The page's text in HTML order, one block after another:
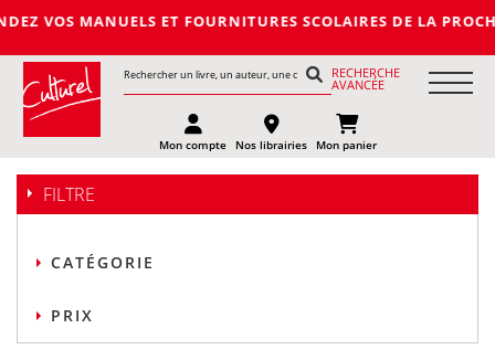
MANUELS ET FOURNITURES SCOLAIRES DE LA
RECHERCHE
AVANCÉE
Mon compte Nos librairies Mon panier
FILTRE
CATÉGORIE
PRIX